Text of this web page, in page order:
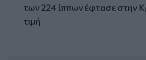
των 224 ίππων έφτασε στην
τιμή